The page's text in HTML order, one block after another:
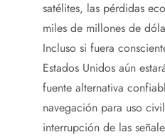
satélites, las pérdidas
miles de millones de
Incluso si fuera
Estados Unidos aún
fuente alternativa
navegación para uso
interrupción de las